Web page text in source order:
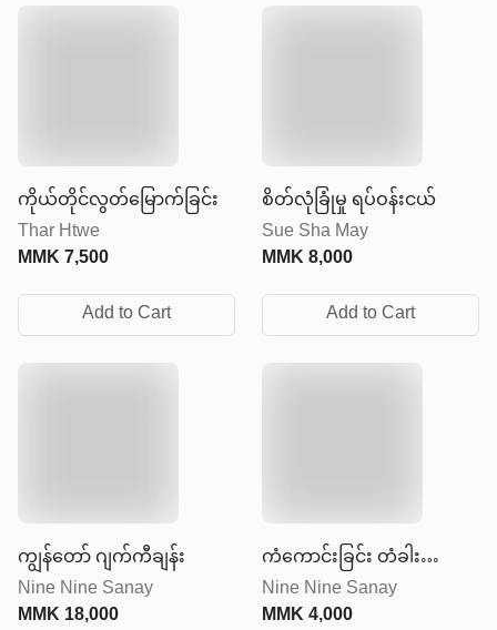
ကိုယ်တိုင်လွတ်မြောက်ခြင်း
Thar Htwe
MMK7,500
Add to Cart
စိတ်လုံခြုံမှု ရပ်ဝန်းငယ်
Sue Sha May
MMK8,000
Add to Cart
ကျွန်တော် ဂျက်ကီချန်း
Nine Nine Sanay
MMK18,000
ကံကောင်းခြင်း တံခါး
လာ‌ခေါက်တဲ့အခါ
Nine Nine Sanay
MMK4,000